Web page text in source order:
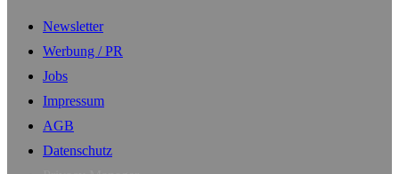
Newsletter
Werbung / PR
Jobs
Impressum
AGB
Datenschutz